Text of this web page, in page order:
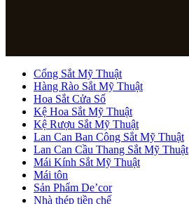
Cổng Sắt Mỹ Thuật
Hàng Rào Sắt Mỹ Thuật
Hoa Sắt Cửa Sổ
Kệ Hoa Sắt Mỹ Thuật
Kệ Rượu Sắt Mỹ Thuật
Lan Can Ban Công Sắt Mỹ Thuật
Lan Can Cầu Thang Sắt Mỹ Thuật
Mái Kính Sắt Mỹ Thuật
Mái tôn
Sản Phẩm De’cor
Nhà thép tiền chế